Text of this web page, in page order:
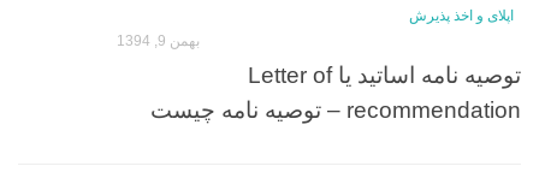
اپلای و اخذ پذیرش
بهمن 9, 1394
توصیه نامه اساتید یا Letter of
recommendation – توصیه نامه چیست